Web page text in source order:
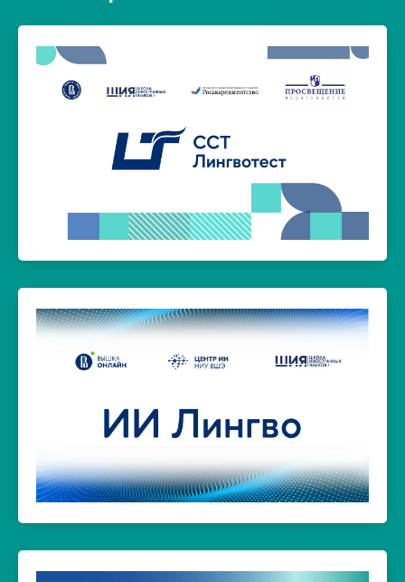
ССТ «Лингвотест»
Первая в России национальная система
сертификационного тестирования
по иностранному языку. Позволяет
определить уровень владения иностранным
академической и деловой сферах общения.
Перейти на сайт >
Нейросеть «ИИ Лингво»
Инновационный проект на базе технологий
искусственного интеллекта: нейросеть
анализирует письменные и устные тексты,
иностранных языков, Центра искусственного
интеллекта и онлайн-кампуса НИУ ВШЭ.
Перейти на сайт >